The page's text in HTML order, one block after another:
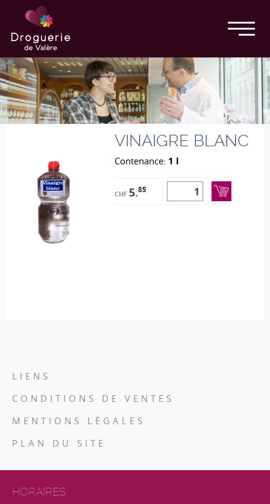
VINAIGRE BLANC
Contenance: 1 l
CHF 5.85
LIENS
CONDITIONS DE VENTES
MENTIONS LÉGALES
PLAN DU SITE
HORAIRES